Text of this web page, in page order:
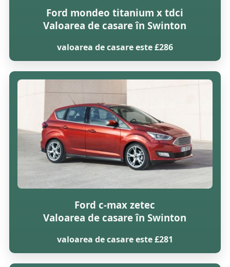
Ford mondeo titanium x tdci
Valoarea de casare în Swinton
valoarea de casare este £286
Ford c-max zetec
Valoarea de casare în Swinton
valoarea de casare este £281